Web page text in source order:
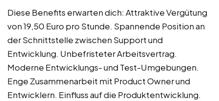
Diese Benefits erwarten dich: Attraktive Vergütung
von 19,50 Euro pro Stunde. Spannende Position an
der Schnittstelle zwischen Support und
Entwicklung. Unbefristeter Arbeitsvertrag.
Moderne Entwicklungs- und Test-Umgebungen.
Enge Zusammenarbeit mit Product Owner und
Entwicklern. Einfluss auf die Produktentwicklung.